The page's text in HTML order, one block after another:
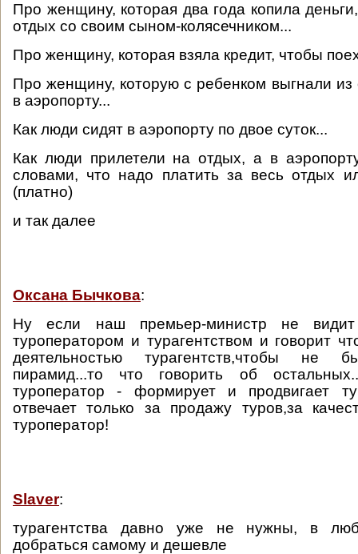
Про женщину, которая два года копила
отдых со своим сыном-колясечником...
Про женщину, которая взяла кредит, чтобы
Про женщину, которую с ребенком выгнали из
в аэропорту...
Как люди сидят в аэропорту по двое суток...
Как люди прилетели на отдых, а в
словами, что надо платить за весь отдых
(платно)
и так далее
Оксана Бычкова:
Ну если наш премьер-министр не
туроператором и турагентством и говорит
деятельностью турагентств,чтобы не
пирамид...то что говорить об
туроператор - формирует и продвигает
отвечает только за продажу туров,за
туроператор!
Slaver:
турагентства давно уже не нужны, в
добраться самому и дешевле